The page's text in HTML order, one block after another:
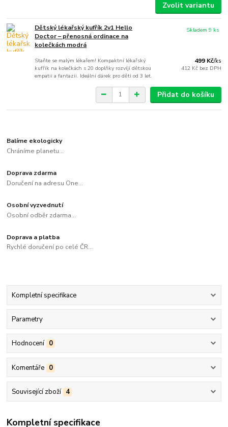
Zvolit variantu
Dětský lékařský kufřík 2v1 Hello
Doctor – přenosná ordinace na
kolečkách modrá
Staňte se malým lékařem! Kompaktní lékařský
kufřík na kolečkách s 20 doplňky rozvíjí dětskou
empatii a fantazii. Ideální dárek pro děti od 3 let.
499 Kč/ks
412 Kč bez DPH
Skladem 9 ks
Přidat do košíku
Balíme ekologicky
Chráníme planetu...
Doprava zdarma
Doručení na adresu One...
Osobní vyzvednutí
Osobní odběr zdarma...
Doprava a platba
Rychlé doručení po celé ČR...
Kompletní specifikace
Parametry
Hodnocení 0
Komentáře 0
Související zboží 4
Kompletní specifikace